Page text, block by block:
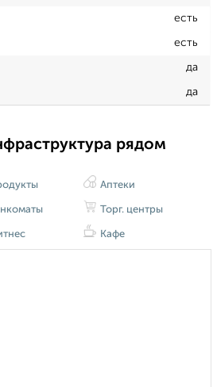
есть
есть
да
да
рядом
Аптеки
Торг. центры
Кафе